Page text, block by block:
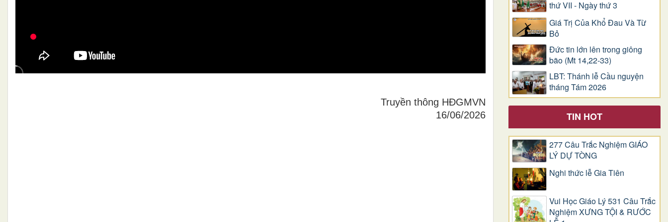
Truyền thông HĐGMVN
16/06/2026
thứ VII - Ngày thứ 3
Giá Trị Của Khổ Ðau Và Từ
Bỏ
Đức tin lớn lên trong giông
bão (Mt 14,22-33)
LBT: Thánh lễ Cầu nguyện
tháng Tám 2026
TIN HOT
277 Câu Trắc Nghiệm GIÁO
LÝ DỰ TÒNG
Nghi thức lễ Gia Tiên
Vui Học Giáo Lý 531 Câu Trắc
Nghiệm XƯNG TỘI & RƯỚC